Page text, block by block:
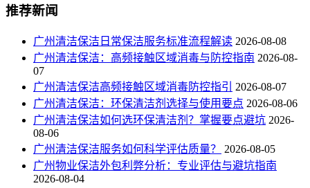
推荐新闻
广州清洁保洁日常保洁服务标准流程解读 2026-08-08
广州清洁保洁：高频接触区域消毒与防控指南 2026-08-
07
广州清洁保洁高频接触区域消毒防控指引
2026-08-07
广州清洁保洁：环保清洁剂选择与使用要点 2026-08-06
广州清洁保洁如何选环保清洁剂？掌握要点避坑 2026-
08-06
广州清洁保洁服务如何科学评估质量？
2026-08-05
广州物业保洁外包利弊分析：专业评估与避坑指南
2026-08-04